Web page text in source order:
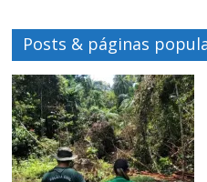
Posts & páginas